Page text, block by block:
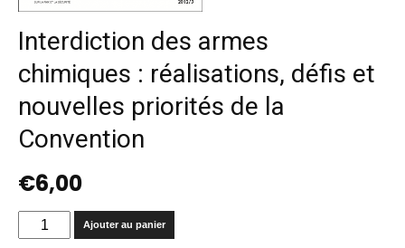
Interdiction des armes
chimiques : réalisations, défis et
nouvelles priorités de la
Convention
€6,00
quantité
de
Ajouter au panier